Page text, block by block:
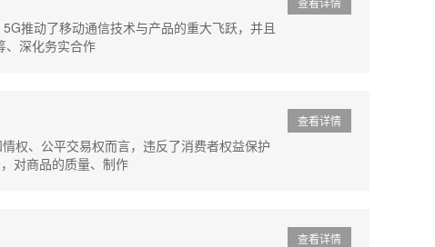
推动了移动通信技术与产品的重大飞跃，并且
、深化务实合作
查看详情
权、公平交易权而言，违反了消费者权益保护
对商品的质量、制作
查看详情